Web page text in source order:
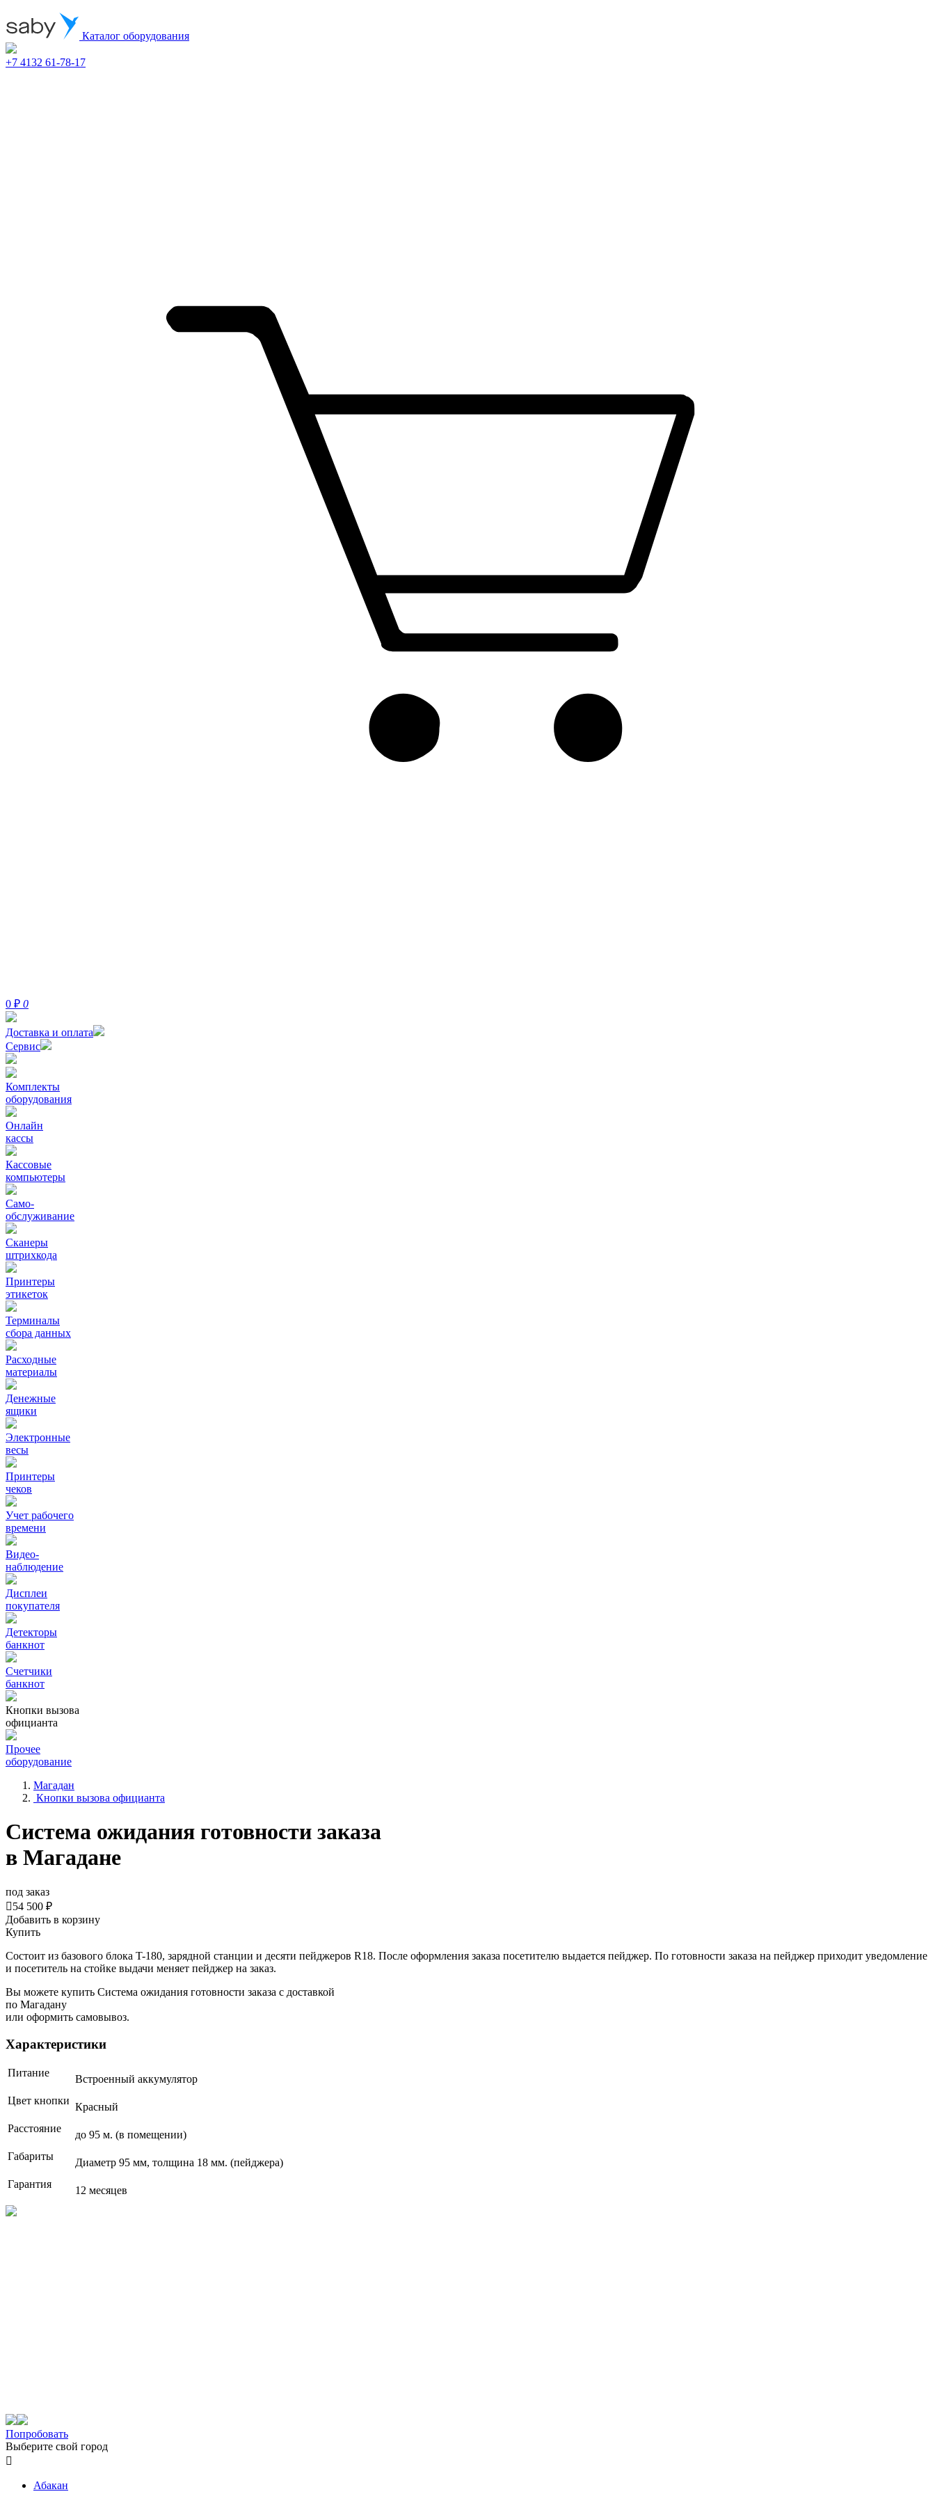
Каталог оборудования
+7 4132 61-78-17
0 ₽ 0
Доставка и оплата
Сервис
Комплекты
оборудования
Онлайн
кассы
Кассовые
компьютеры
Само-
обслуживание
Сканеры
штрихкода
Принтеры
этикеток
Терминалы
сбора данных
Расходные
материалы
Денежные
ящики
Электронные
весы
Принтеры
чеков
Учет рабочего
времени
Видео‑
наблюдение
Дисплеи
покупателя
Детекторы
банкнот
Счетчики
банкнот
Кнопки вызова
официанта
Прочее
оборудование
Магадан
Кнопки вызова официанта
Система ожидания готовности заказа
в Магадане
под заказ
54 500 ₽
Добавить в корзину
Купить
Состоит из базового блока T-180, зарядной станции и десяти пейджеров R18. После оформления заказа посетителю выдается пейджер. По готовности заказа на пейджер приходит уведомление
и посетитель на стойке выдачи меняет пейджер на заказ.
Вы можете купить Система ожидания готовности заказа с доставкой
по Магадану
или оформить самовывоз.
Характеристики
Питание
Встроенный аккумулятор
Цвет кнопки
Красный
Расстояние
до 95 м. (в помещении)
Габариты
Диаметр 95 мм, толщина 18 мм. (пейджера)
Гарантия
12 месяцев
Попробовать
Выберите свой город

Абакан